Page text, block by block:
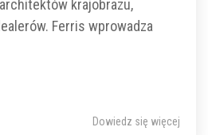
krajobrazu,
Ferris wprowadza
Dowiedz się więcej